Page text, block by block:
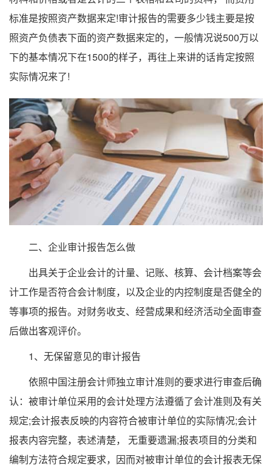
标准是按照资产数据来定!审计报告的需要多少钱主要是按
照资产负债表下面的资产数据来定的，一般情况说500万以
下的基本情况下在1500的样子，再往上来讲的话肯定按照
实际情况来了!
二、企业审计报告怎么做
出具关于企业会计的计量、记账、核算、会计档案等会
计工作是否符合会计制度，以及企业的内控制度是否健全的
等事项的报告。对财务收支、经营成果和经济活动全面审查
后做出客观评价。
1、无保留意见的审计报告
依照中国注册会计师独立审计准则的要求进行审查后确
认：被审计单位采用的会计处理方法遵循了会计准则及有关
规定;会计报表反映的内容符合被审计单位的实际情况;会计
报表内容完整，表述清楚， 无重要遗漏;报表项目的分类和
编制方法符合规定要求，因而对被审计单位的会计报表无保